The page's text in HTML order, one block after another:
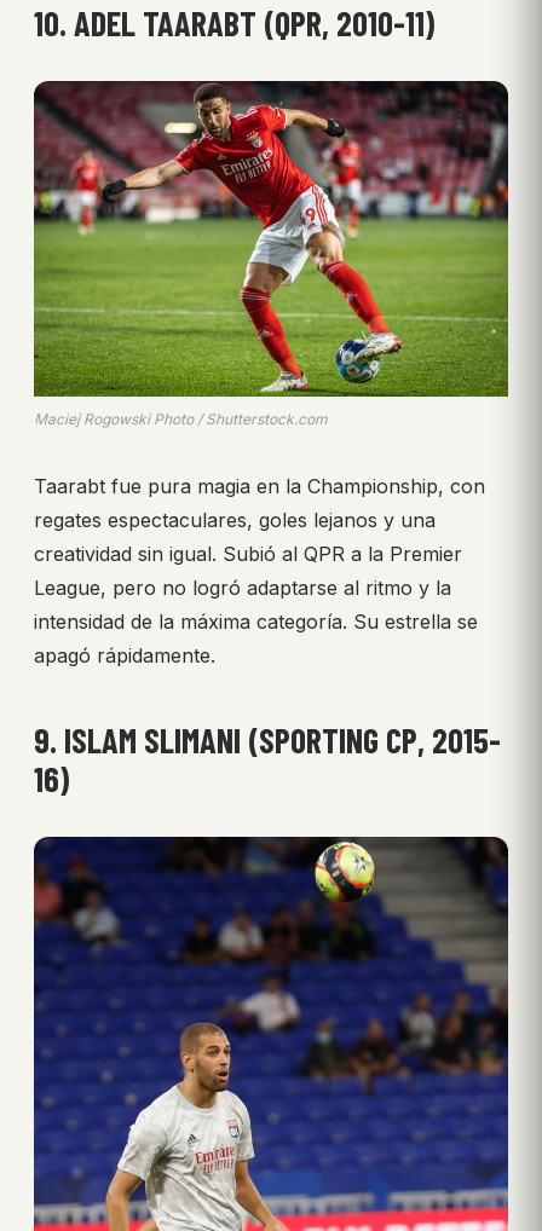
10. ADEL TAARABT (QPR, 2010-11)
Maciej Rogowski Photo / Shutterstock.com
Taarabt fue pura magia en la Championship, con
regates espectaculares, goles lejanos y una
creatividad sin igual. Subió al QPR a la Premier
League, pero no logró adaptarse al ritmo y la
intensidad de la máxima categoría. Su estrella se
apagó rápidamente.
9. ISLAM SLIMANI (SPORTING CP, 2015-
16)